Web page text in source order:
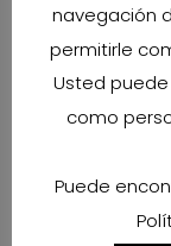
N
¡
N
Yo no
navegación
permitirle
Usted
como
Puede